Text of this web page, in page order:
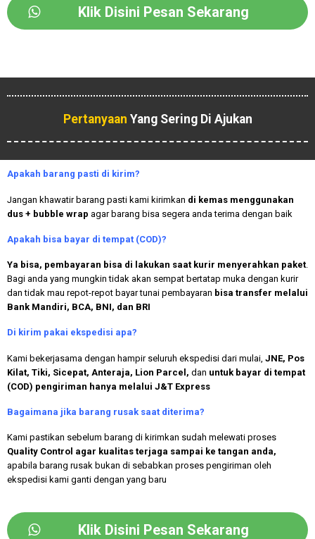
Klik Disini Pesan Sekarang
Pertanyaan Yang Sering Di Ajukan
Apakah barang pasti di kirim?
Jangan khawatir barang pasti kami kirimkan di kemas menggunakan
dus + bubble wrap agar barang bisa segera anda terima dengan baik
Apakah bisa bayar di tempat (COD)?
Ya bisa, pembayaran bisa di lakukan saat kurir menyerahkan paket.
Bagi anda yang mungkin tidak akan sempat bertatap muka dengan kurir
dan tidak mau repot-repot bayar tunai pembayaran bisa transfer melalui
Bank Mandiri, BCA, BNI, dan BRI
Di kirim pakai ekspedisi apa?
Kami bekerjasama dengan hampir seluruh ekspedisi dari mulai, JNE, Pos
Kilat, Tiki, Sicepat, Anteraja, Lion Parcel, dan untuk bayar di tempat
(COD) pengiriman hanya melalui J&T Express
Bagaimana jika barang rusak saat diterima?
Kami pastikan sebelum barang di kirimkan sudah melewati proses
Quality Control agar kualitas terjaga sampai ke tangan anda,
apabila barang rusak bukan di sebabkan proses pengiriman oleh
ekspedisi kami ganti dengan yang baru
Klik Disini Pesan Sekarang